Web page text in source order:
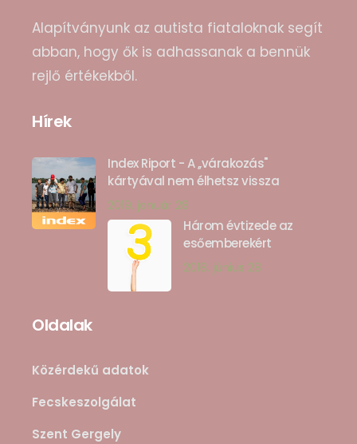
Alapítványunk az autista fiataloknak segít
abban, hogy ők is adhassanak a bennük
rejlő értékekből.
Hírek
Index Riport - A ,,várakozás"
kártyával nem élhetsz vissza
2019. január 28
Három évtizede az
esőemberekért
2018. június 28
Oldalak
Közérdekű adatok
Fecskeszolgálat
Szent Gergely